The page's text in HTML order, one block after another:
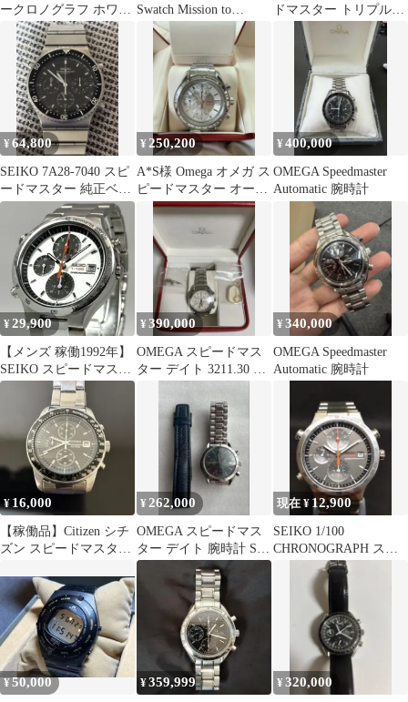
ークロノグラフ ホワイ
ト文字盤 電池・ゴム
パッキン交換済
Swatch Mission to
Moonshine
ドマスター トリプルカ
レンダー オメガ 腕時計
¥64,800
SEIKO 7A28-7040 スピ
ードマスター 純正ベル
ト 稼働品 黒文字盤
¥250,200
A*S様 Omega オメガ ス
ピードマスター オート
マチック シルバー文字
盤メ
¥400,000
OMEGA Speedmaster
Automatic 腕時計
¥29,900
【メンズ 稼働1992年】
SEIKO スピードマスタ
ー 7T52-6A20 時計
¥390,000
OMEGA スピードマス
ター デイト 3211.30 ク
¥340,000
OMEGA Speedmaster
Automatic 腕時計
¥ 16,000
【稼働品】Citizen シチ
ズン スピードマスター
¥ 262,000
OMEGA スピードマス
ター デイト 腕時計 SS
自動巻き ブルー メンズ
現在 ¥ 12,900
SEIKO 1/100
CHRONOGRAPH スピ
ードマスター 7T52
¥50,000 ¥359,999 ¥320,000